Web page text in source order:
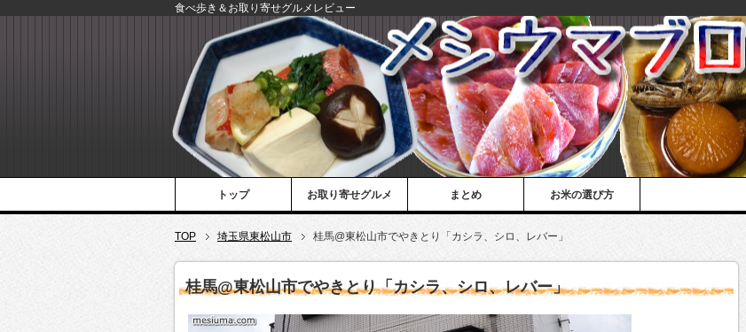
食べ歩き＆お取り寄せグルメレビュー
トップ お取り寄せグルメ まとめ お米の選び方
TOP 埼玉県東松山市 桂馬@東松山市でやきとり「カシラ、シロ、レバー」
桂馬@東松山市でやきとり「カシラ、シロ、レバー」